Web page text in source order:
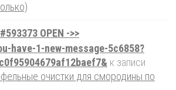
OPEN ->>
have-1-new-message-5c6858?
к записи
очистки для смородины по